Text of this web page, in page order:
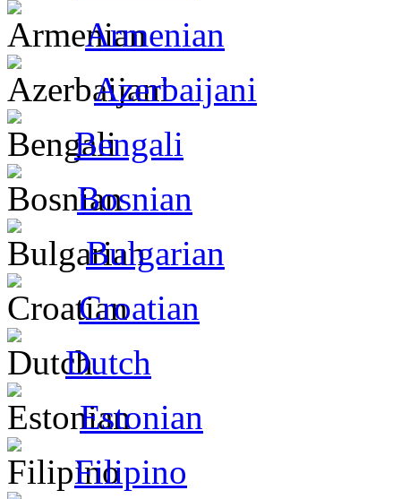
Armenian
Azerbaijani
Bengali
Bosnian
Bulgarian
Croatian
Dutch
Estonian
Filipino